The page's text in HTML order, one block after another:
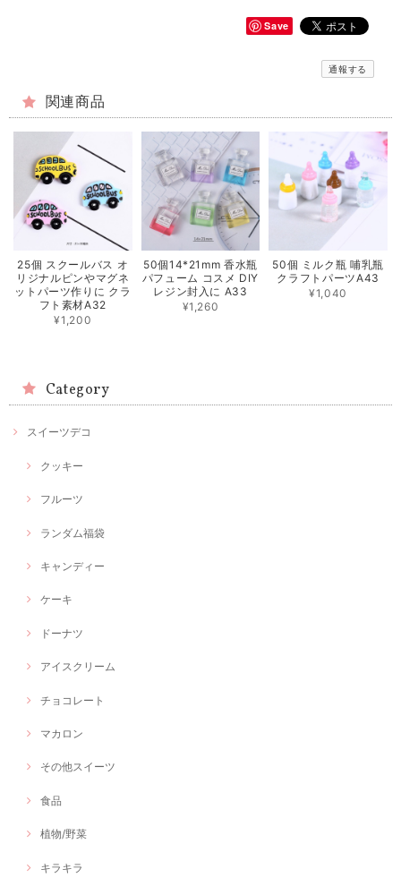
Save
通報する
関連商品
25個 スクールバス オ
リジナルピンやマグネ
ットパーツ作りに クラ
フト素材A32
¥1,200
50個14*21mm 香水瓶
パフューム コスメ DIY
レジン封入に A33
¥1,260
50個 ミルク瓶 哺乳瓶
クラフトパーツA43
¥1,040
Category
スイーツデコ
クッキー
フルーツ
ランダム福袋
キャンディー
ケーキ
ドーナツ
アイスクリーム
チョコレート
マカロン
その他スイーツ
食品
植物/野菜
キラキラ